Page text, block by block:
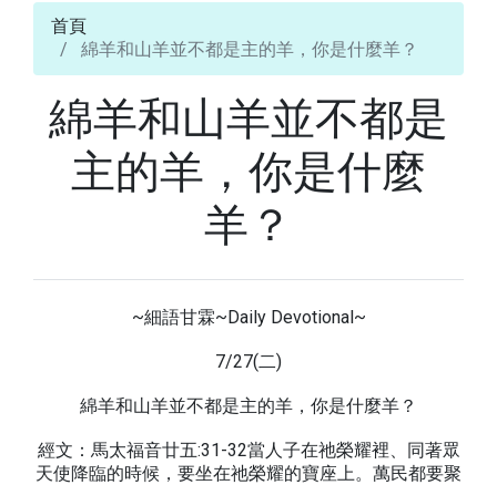
首頁
綿羊和山羊並不都是主的羊，你是什麼羊？
綿羊和山羊並不都是
主的羊，你是什麼
羊？
~細語甘霖~Daily Devotional~
7/27(二)
綿羊和山羊並不都是主的羊，你是什麼羊？
經文：馬太福音廿五:31-32當人子在祂榮耀裡、同著眾
天使降臨的時候，要坐在祂榮耀的寶座上。萬民都要聚